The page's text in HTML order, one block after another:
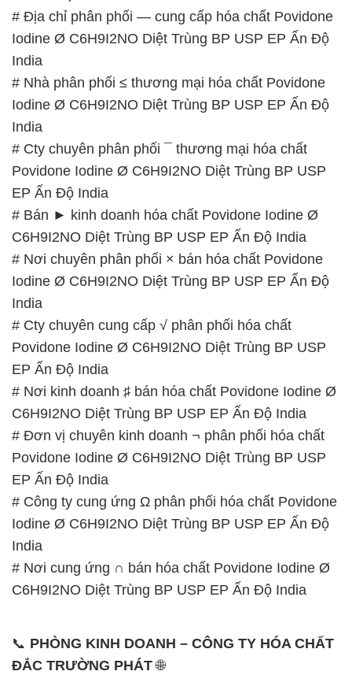
# Địa chỉ phân phối — cung cấp hóa chất Povidone
Iodine Ø C6H9I2NO Diệt Trùng BP USP EP Ấn Độ
India
# Nhà phân phối ≤ thương mại hóa chất Povidone
Iodine Ø C6H9I2NO Diệt Trùng BP USP EP Ấn Độ
India
# Cty chuyên phân phối ¯ thương mại hóa chất
Povidone Iodine Ø C6H9I2NO Diệt Trùng BP USP
EP Ấn Độ India
# Bán ► kinh doanh hóa chất Povidone Iodine Ø
C6H9I2NO Diệt Trùng BP USP EP Ấn Độ India
# Nơi chuyên phân phối × bán hóa chất Povidone
Iodine Ø C6H9I2NO Diệt Trùng BP USP EP Ấn Độ
India
# Cty chuyên cung cấp √ phân phối hóa chất
Povidone Iodine Ø C6H9I2NO Diệt Trùng BP USP
EP Ấn Độ India
# Nơi kinh doanh ♯ bán hóa chất Povidone Iodine Ø
C6H9I2NO Diệt Trùng BP USP EP Ấn Độ India
# Đơn vị chuyên kinh doanh ¬ phân phối hóa chất
Povidone Iodine Ø C6H9I2NO Diệt Trùng BP USP
EP Ấn Độ India
# Công ty cung ứng Ω phân phối hóa chất Povidone
Iodine Ø C6H9I2NO Diệt Trùng BP USP EP Ấn Độ
India
# Nơi cung ứng ∩ bán hóa chất Povidone Iodine Ø
C6H9I2NO Diệt Trùng BP USP EP Ấn Độ India
📞 PHÒNG KINH DOANH – CÔNG TY HÓA CHẤT
ĐẮC TRƯỜNG PHÁT🌐